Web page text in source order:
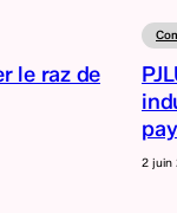
le raz de
2 juin